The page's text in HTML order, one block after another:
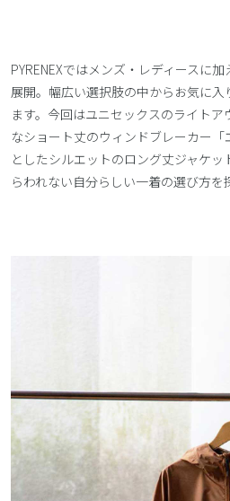
PYRENEXではメンズ・レディースに
展開。幅広い選択肢の中からお気に
ます。今回はユニセックスのライト
なショート丈のウィンドブレーカー「
としたシルエットのロング丈ジャケ
らわれない自分らしい一着の選び方を